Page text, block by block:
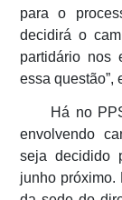
para o
decidirá o
partidário nos
essa questão”,
Há no PPS
envolvendo
seja decidido
junho